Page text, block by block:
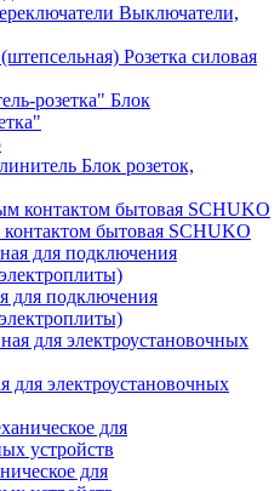
Выключатели,
Розетка силовая
Блок
Блок розеток,
бытовая SCHUKO
для подключения
для электроустановочных
для